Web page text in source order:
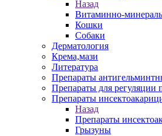
Назад
Витаминно-
Кошки
Собаки
Дерматология
Крема,мази
Литература
Препараты
Препараты для регуляции
Препараты
Назад
Препараты
Грызуны